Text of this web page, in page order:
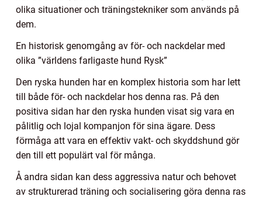
olika situationer och träningstekniker som används på
dem.
En historisk genomgång av för- och nackdelar med
olika ”världens farligaste hund Rysk”
Den ryska hunden har en komplex historia som har lett
till både för- och nackdelar hos denna ras. På den
positiva sidan har den ryska hunden visat sig vara en
pålitlig och lojal kompanjon för sina ägare. Dess
förmåga att vara en effektiv vakt- och skyddshund gör
den till ett populärt val för många.
Å andra sidan kan dess aggressiva natur och behovet
av strukturerad träning och socialisering göra denna ras